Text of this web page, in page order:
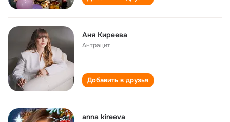
Аня Киреева
Антрацит
Добавить в друзья
anna kireeva